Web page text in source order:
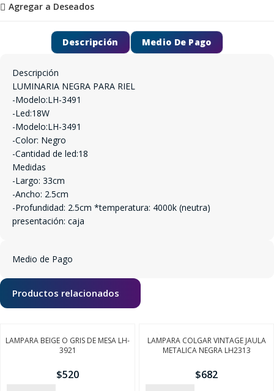
Agregar a Deseados
Descripción Medio De Pago
Descripción
LUMINARIA NEGRA PARA RIEL
-Modelo:LH-3491
-Led:18W
-Modelo:LH-3491
-Color: Negro
-Cantidad de led:18
Medidas
-Largo: 33cm
-Ancho: 2.5cm
-Profundidad: 2.5cm *temperatura: 4000k (neutra)
presentación: caja
Medio de Pago
Productos relacionados
LAMPARA BEIGE O GRIS DE MESA LH-
3921
$520
LAMPARA COLGAR VINTAGE JAULA
METALICA NEGRA LH2313
$682